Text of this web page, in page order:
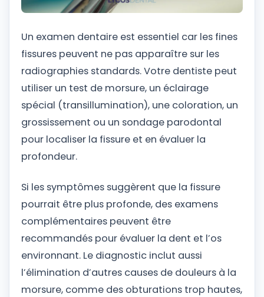
Un examen dentaire est essentiel car les fines
fissures peuvent ne pas apparaître sur les
radiographies standards. Votre dentiste peut
utiliser un test de morsure, un éclairage
spécial (transillumination), une coloration, un
grossissement ou un sondage parodontal
pour localiser la fissure et en évaluer la
profondeur.
Si les symptômes suggèrent que la fissure
pourrait être plus profonde, des examens
complémentaires peuvent être
recommandés pour évaluer la dent et l’os
environnant. Le diagnostic inclut aussi
l’élimination d’autres causes de douleurs à la
morsure, comme des obturations trop hautes,